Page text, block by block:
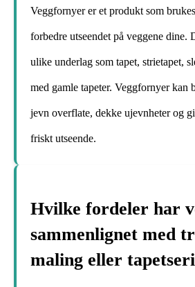
Veggfornyer er et produkt som
forbedre utseendet på veggene dine.
ulike underlag som tapet, strietapet,
med gamle tapeter. Veggfornyer kan
jevn overflate, dekke ujevnheter og
friskt utseende.
Hvilke fordeler har
sammenlignet med
maling eller